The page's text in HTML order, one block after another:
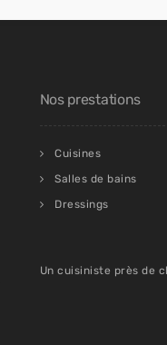
Nos prestations
Cuisines
Salles de bains
Dressings
Un cuisiniste près de